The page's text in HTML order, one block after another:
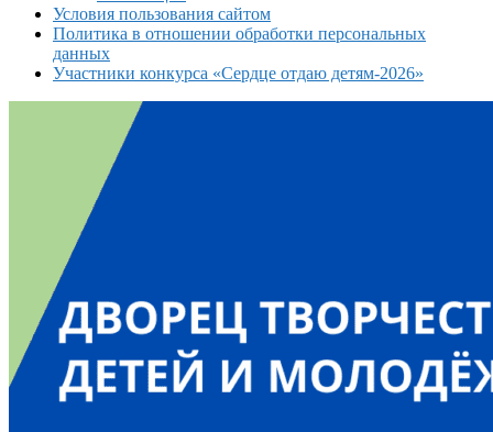
Условия пользования сайтом
Политика в отношении обработки персональных
данных
Участники конкурса «Сердце отдаю детям-2026»